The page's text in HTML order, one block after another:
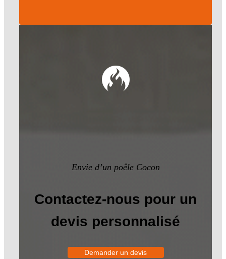
Envie d’un poêle Cocon
Contactez-nous pour un
devis personnalisé
Demander un devis